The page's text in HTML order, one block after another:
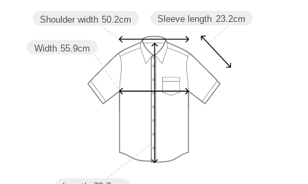
Sleeve length 23.2cm
Width 55.9cm
Shoulder width 50.2cm